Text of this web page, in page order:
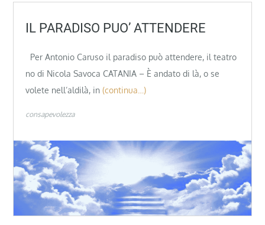
IL PARADISO PUO’ ATTENDERE
Per Antonio Caruso il paradiso può attendere, il teatro
no di Nicola Savoca CATANIA – È andato di là, o se
volete nell’aldilà, in (continua…)
consapevolezza